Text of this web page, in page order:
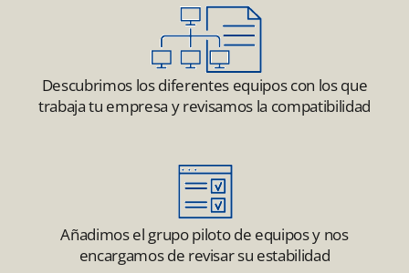
Descubrimos los diferentes equipos con los que
trabaja tu empresa y revisamos la compatibilidad
Añadimos el grupo piloto de equipos y nos
encargamos de revisar su estabilidad